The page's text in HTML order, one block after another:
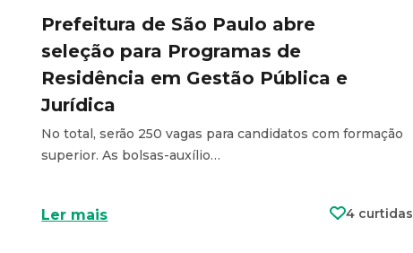
Prefeitura de São Paulo abre
seleção para Programas de
Residência em Gestão Pública e
Jurídica
No total, serão 250 vagas para candidatos com formação
superior. As bolsas-auxílio…
Ler mais 4 curtidas